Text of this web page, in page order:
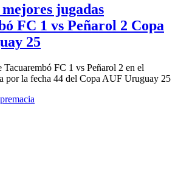
jugadas
FC 1 vs Peñarol 2 Copa
25
FC 1 vs Peñarol 2 en el
por la fecha 44 del Copa AUF Uruguay 25